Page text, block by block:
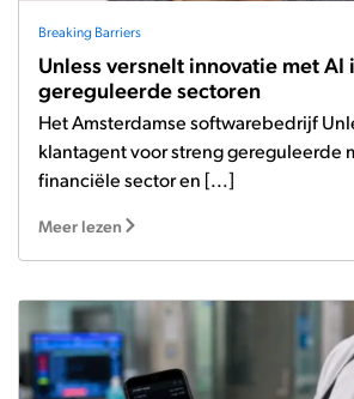
Breaking Barriers
Unless versnelt innovatie met AI
gereguleerde sectoren
Het Amsterdamse softwarebedrijf
klantagent voor streng gereguleerde
financiële sector en [...]
Meer lezen